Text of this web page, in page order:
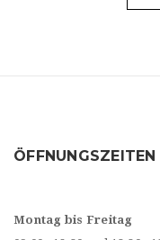
Montag bis Freitag